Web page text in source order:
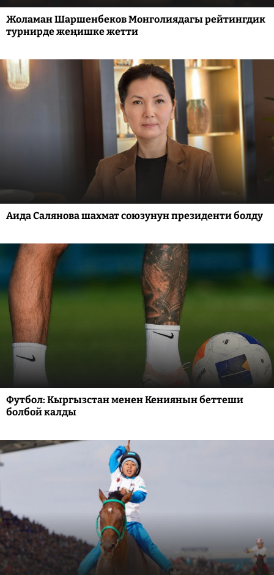
Жоламан Шаршенбеков Монголиядагы рейтингдик
турнирде жеңишке жетти
Аида Салянова шахмат союзунун президенти болду
Футбол: Кыргызстан менен Кениянын беттеши
болбой калды